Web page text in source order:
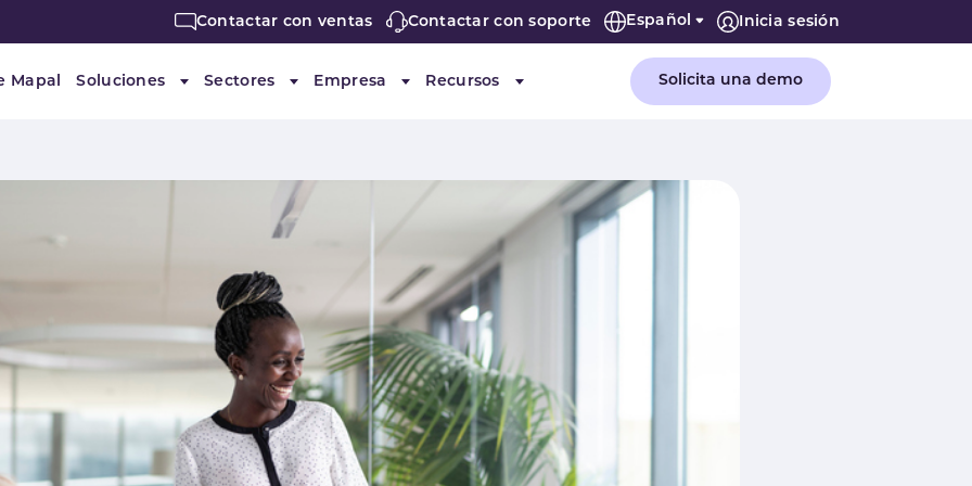
Contactar con ventas Contactar con soporte Español Inicia sesión
Mapal Soluciones
Submenu for "Soluciones"
Sectores
Submenu for "Sectores"
Empresa
Submenu for "Empresa"
Recursos
Submenu for "Recursos"
Solicita una demo